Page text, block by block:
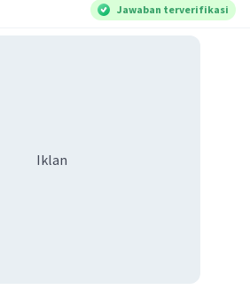
Jawaban terverifikasi
Iklan